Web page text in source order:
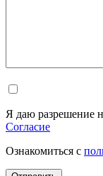
Я даю разрешение
Согласие
Ознакомиться с